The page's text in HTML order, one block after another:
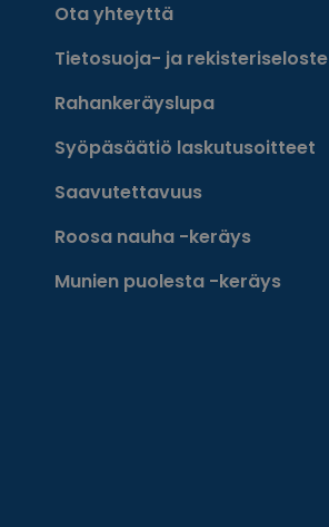
Ota yhteyttä
Tietosuoja- ja rekisteriseloste
Rahankeräyslupa
Syöpäsäätiö laskutusoitteet
Saavutettavuus
Roosa nauha -keräys
Munien puolesta -keräys